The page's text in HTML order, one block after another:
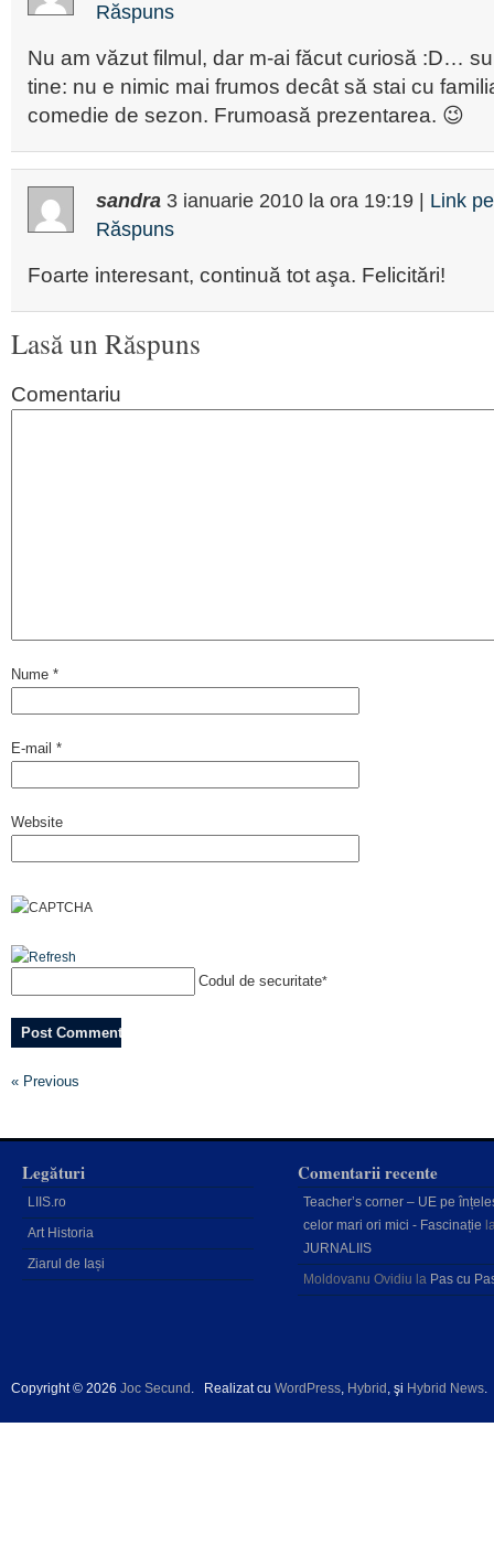
Răspuns
Nu am văzut filmul, dar m-ai făcut curiosă :D…
tine: nu e nimic mai frumos decât să stai cu
comedie de sezon. Frumoasă prezentarea. 😉
sandra 3 ianuarie 2010 la ora 19:19
Link
Răspuns
Foarte interesant, continuă tot aşa. Felicitări!
Lasă un Răspuns
Comentariu
Nume *
E-mail *
Website
Codul de securitate*
« Previous
Legături
LIIS.ro
Art Historia
Ziarul de Iași
Comentarii recente
Teacher’s corner – UE pe
celor mari ori mici - Fascinație
JURNALIIS
Moldovanu Ovidiu la Pas cu
Copyright © 2026 Joc Secund . Realizat cu WordPress, Hybrid , şi Hybrid News.